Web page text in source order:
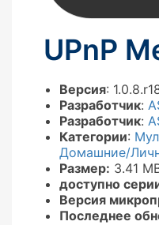
UPnP
Версия:
Разработчик:
Разработчик:
Категории:
Домашние/
Размер: 3.41
доступно
Версия
Последнее